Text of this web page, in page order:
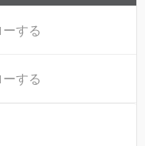
する
する